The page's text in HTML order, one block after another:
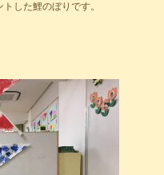
した鯉のぼりです。